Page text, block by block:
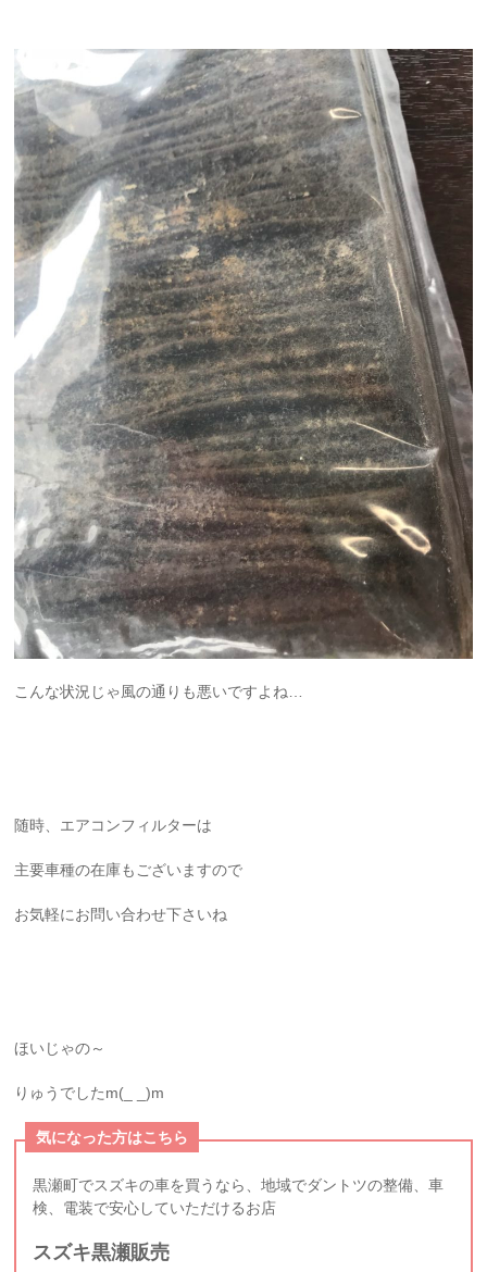
こんな状況じゃ風の通りも悪いですよね…
随時、エアコンフィルターは
主要車種の在庫もございますので
お気軽にお問い合わせ下さいね
ほいじゃの～
りゅうでしたm(_ _)m
気になった方はこちら
黒瀬町でスズキの車を買うなら、地域でダントツの整備、車
検、電装で安心していただけるお店
スズキ黒瀬販売